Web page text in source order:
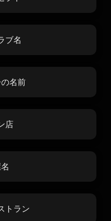
ブ名
名前
店
トラン